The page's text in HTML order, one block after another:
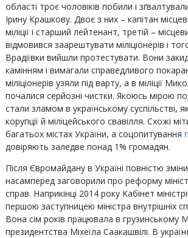
області троє чоловіків побили і
Ірину Крашкову. Двоє з них – капітан
міліції і старший лейтенант, третій –
відмовився заарештувати міліціонерів і
Врадіївки вийшли протестувати. Вони
камінням і вимагали справедливого
міліціонерів узяли під варту, а в міліції
почалися серйозні чистки. Якоюсь мірою
стали зламом в українському суспільстві,
корупції й міліцейського свавілля. Схожі
багатьох містах України, а соцопитування
довіряють заледве понад 1% громадян.
Після Євромайдану в Україні повністю
насамперед заговорили про реформу
справ. Наприкінці 2014 року Кабінет
першою заступницею міністра внутрішніх
Вона сім років працювала в грузинському
президентства Міхеїла Саакашвілі. В